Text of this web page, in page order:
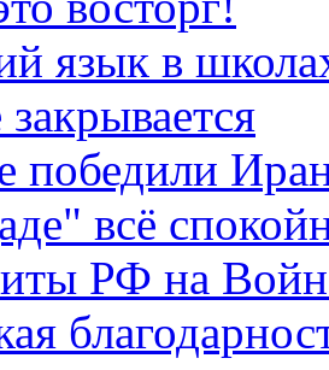
язык в
всё
РФ на